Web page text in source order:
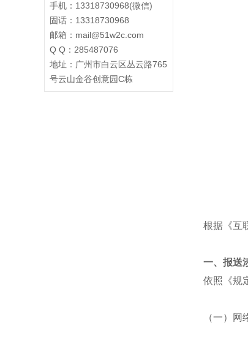
手机：13318730968(微信)
固话：13318730968
邮箱：mail@51w2c.com
Q Q：285487076
地址：广州市白云区丛云路765
号云山金谷创意园C栋
根据《互
一、报送
依照《规
（一）网